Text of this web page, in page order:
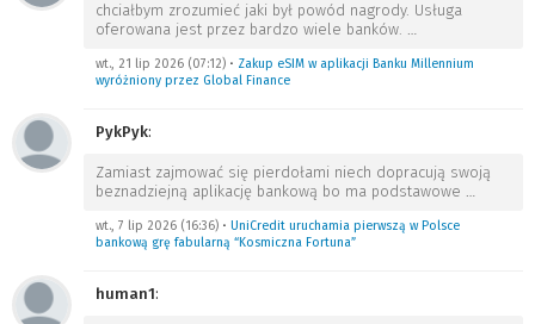
chciałbym zrozumieć jaki był powód nagrody. Usługa
oferowana jest przez bardzo wiele banków. …
wt., 21 lip 2026 (07:12) • Zakup eSIM w aplikacji Banku Millennium
wyróżniony przez Global Finance
PykPyk:
Zamiast zajmować się pierdołami niech dopracują swoją
beznadziejną aplikację bankową bo ma podstawowe …
wt., 7 lip 2026 (16:36) • UniCredit uruchamia pierwszą w Polsce
bankową grę fabularną “Kosmiczna Fortuna”
human1: